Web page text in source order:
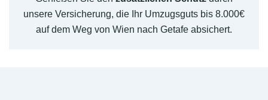
unsere Versicherung, die Ihr Umzugsguts bis 8.000€
auf dem Weg von Wien nach Getafe absichert.